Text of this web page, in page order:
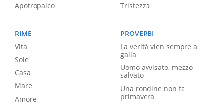
Apotropaico
Tristezza
RIME
Vita
Sole
Casa
Mare
Amore
PROVERBI
La verità vien sempre a
galla
Uomo avvisato, mezzo
salvato
Una rondine non fa
primavera